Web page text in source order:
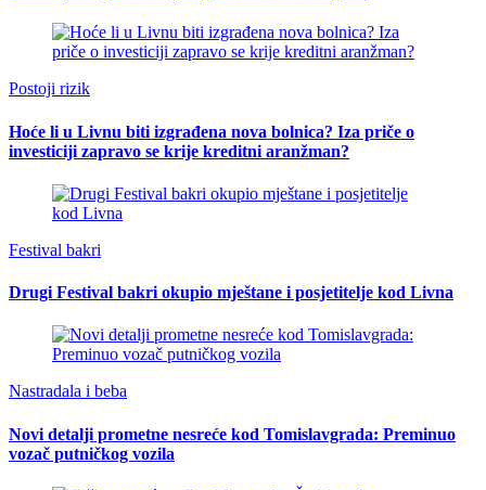
Postoji rizik
Hoće li u Livnu biti izgrađena nova bolnica? Iza priče o
investiciji zapravo se krije kreditni aranžman?
Festival bakri
Drugi Festival bakri okupio mještane i posjetitelje kod Livna
Nastradala i beba
Novi detalji prometne nesreće kod Tomislavgrada: Preminuo
vozač putničkog vozila